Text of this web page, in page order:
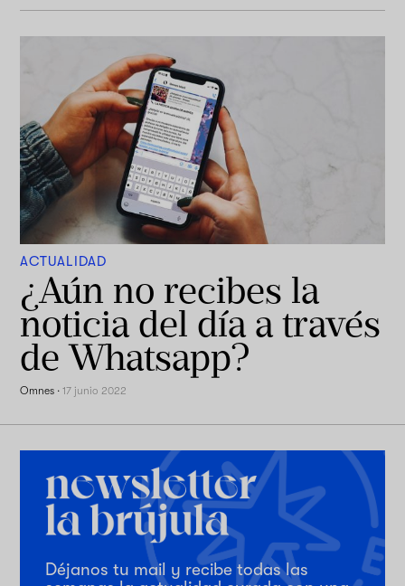
ACTUALIDAD
¿Aún no recibes la
noticia del día a través
de Whatsapp?
Omnes ·17 junio 2022
Déjanos tu mail y recibe todas las